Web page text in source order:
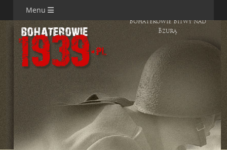
Menu
Bohaterowie Bitwy nad
Bzurą